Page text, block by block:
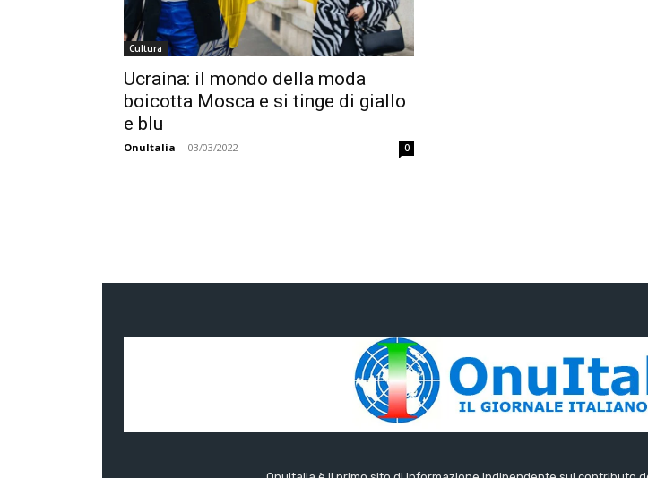
Cultura
Ucraina: il mondo della moda
boicotta Mosca e si tinge di giallo
e blu
OnuItalia - 03/03/2022 0